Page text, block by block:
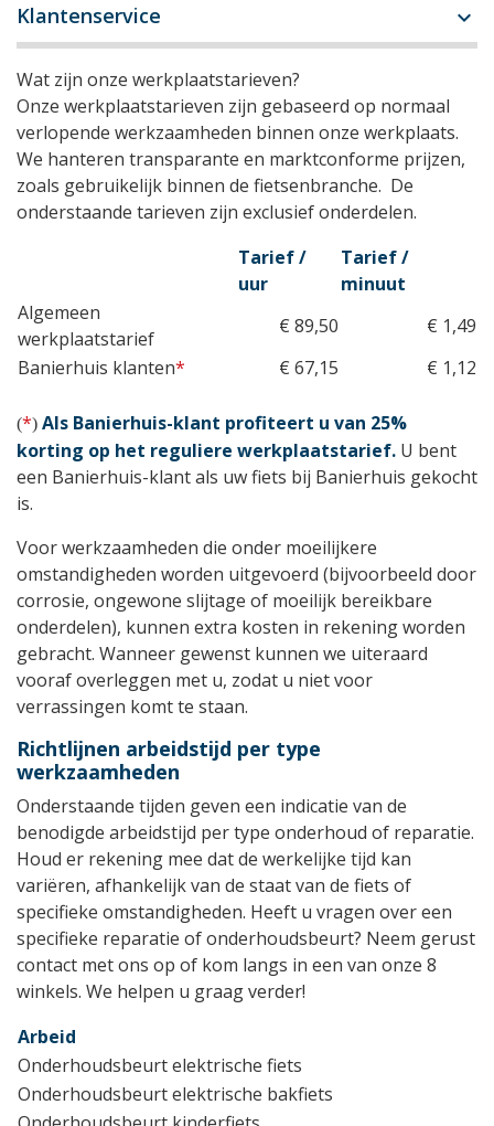
Klantenservice 
Wat zijn onze werkplaatstarieven?
Onze werkplaatstarieven zijn gebaseerd op normaal
verlopende werkzaamheden binnen onze werkplaats.
We hanteren transparante en marktconforme prijzen,
zoals gebruikelijk binnen de fietsenbranche. De
onderstaande tarieven zijn exclusief onderdelen.
Tarief /
uur
Tarief /
minuut
Algemeen
werkplaatstarief
€ 89,50
€ 1,49
Banierhuis klanten* € 67,15 € 1,12
(*) Als Banierhuis-klant profiteert u van 25%
korting op het reguliere werkplaatstarief. U bent
een Banierhuis-klant als uw fiets bij Banierhuis gekocht
is.
Voor werkzaamheden die onder moeilijkere
omstandigheden worden uitgevoerd (bijvoorbeeld door
corrosie, ongewone slijtage of moeilijk bereikbare
onderdelen), kunnen extra kosten in rekening worden
gebracht. Wanneer gewenst kunnen we uiteraard
vooraf overleggen met u, zodat u niet voor
verrassingen komt te staan.
Richtlijnen arbeidstijd per type
werkzaamheden
Onderstaande tijden geven een indicatie van de
benodigde arbeidstijd per type onderhoud of reparatie.
Houd er rekening mee dat de werkelijke tijd kan
variëren, afhankelijk van de staat van de fiets of
specifieke omstandigheden. Heeft u vragen over een
specifieke reparatie of onderhoudsbeurt? Neem gerust
contact met ons op of kom langs in een van onze 8
winkels. We helpen u graag verder!
Arbeid
Onderhoudsbeurt elektrische fiets
Onderhoudsbeurt elektrische bakfiets